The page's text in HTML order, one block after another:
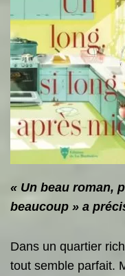
« Un beau roman,
beaucoup » a
Dans un quartier
tout semble parfait.